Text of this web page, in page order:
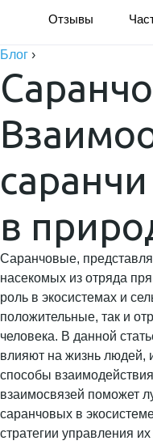
Отзывы
Блог ›
в
Саранчовые,
насекомых из отряда
роль в экосистемах и
положительные, так и
человека. В данной
влияют на жизнь людей,
способы
взаимосвязей поможет
саранчовых в
стратегии управления